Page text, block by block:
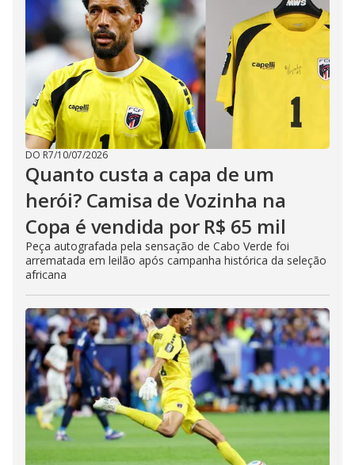
DO R7/10/07/2026
Quanto custa a capa de um
herói? Camisa de Vozinha na
Copa é vendida por R$ 65 mil
Peça autografada pela sensação de Cabo Verde foi
arrematada em leilão após campanha histórica da seleção
africana